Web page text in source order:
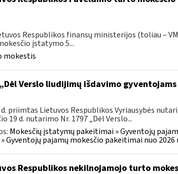
Respublikos finansų ministerijos (toliau –
įstatymo 5...
mokestis
Verslo liudijimų išdavimo
priimtas Lietuvos Respublikos Vyriausybės
19 d. nutarimo Nr. 1797 „Dėl Verslo...
Mokesčių įstatymų pakeitimai » Gyventojų
Gyventojų pajamų mokesčio pakeitimai nuo 2026
Respublikos nekilnojamojo turto